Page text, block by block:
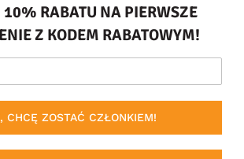
10% RABATU NA PIERWSZE
Z KODEM RABATOWYM!
CHCĘ ZOSTAĆ CZŁONKIEM!